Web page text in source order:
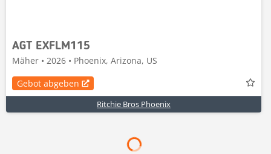
AGT EXFLM115
Mäher • 2026 • Phoenix, Arizona, US
Gebot abgeben
Ritchie Bros Phoenix